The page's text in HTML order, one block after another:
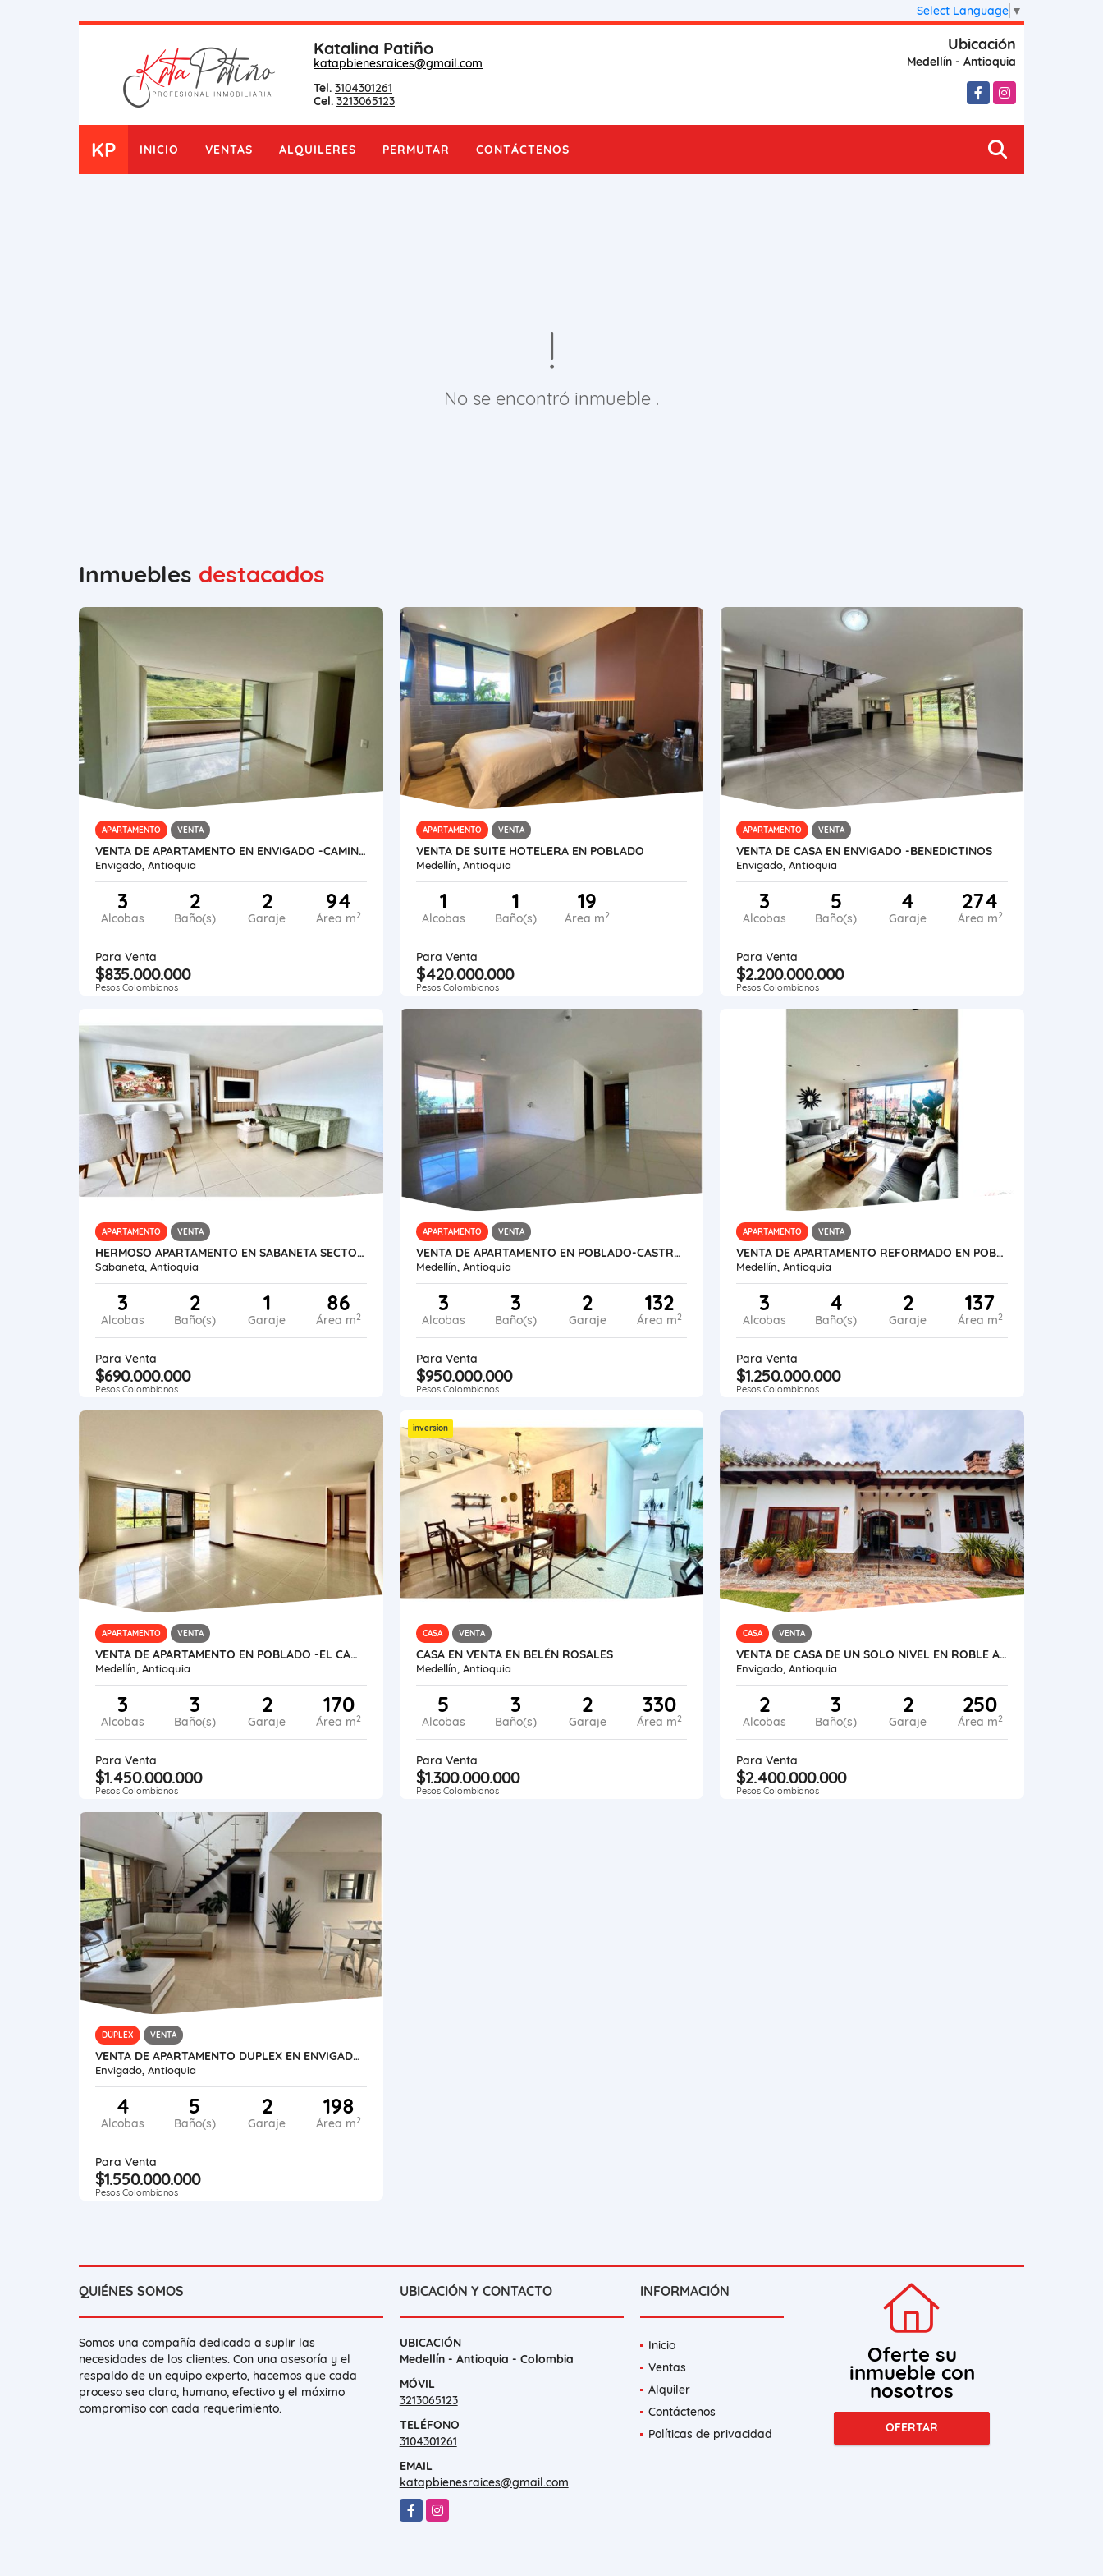
Select Language ▼
Katalina Patiño
katapbienesraices@gmail.com
Tel. 3104301261
Cel. 3213065123
Ubicación
Medellín - Antioquia
FacebookInstagram
KP INICIO VENTAS ALQUILERES PERMUTAR CONTÁCTENOS
No se encontró inmueble .
Inmuebles destacados
APARTAMENTO VENTA
VENTA DE APARTAMENTO EN ENVIGADO -CAMINO VERDE
Envigado, Antioquia
3
Alcobas
2
Baño(s)
2
Garaje
94
Área m2
Para Venta
$835.000.000
Pesos Colombianos
APARTAMENTO VENTA
VENTA DE SUITE HOTELERA EN POBLADO
Medellín, Antioquia
1
Alcobas
1
Baño(s)
19
Área m2
Para Venta
$420.000.000
Pesos Colombianos
APARTAMENTO VENTA
VENTA DE CASA EN ENVIGADO -BENEDICTINOS
Envigado, Antioquia
3
Alcobas
5
Baño(s)
4
Garaje
274
Área m2
Para Venta
$2.200.000.000
Pesos Colombianos
APARTAMENTO VENTA
HERMOSO APARTAMENTO EN SABANETA SECTOR LAS LOMITAS
Sabaneta, Antioquia
3
Alcobas
2
Baño(s)
1
Garaje
86
Área m2
Para Venta
$690.000.000
Pesos Colombianos
APARTAMENTO VENTA
VENTA DE APARTAMENTO EN POBLADO-CASTROPOL
Medellín, Antioquia
3
Alcobas
3
Baño(s)
2
Garaje
132
Área m2
Para Venta
$950.000.000
Pesos Colombianos
APARTAMENTO VENTA
VENTA DE APARTAMENTO REFORMADO EN POBLADO SECTOR LA INFERIOR
Medellín, Antioquia
3
Alcobas
4
Baño(s)
2
Garaje
137
Área m2
Para Venta
$1.250.000.000
Pesos Colombianos
APARTAMENTO VENTA
VENTA DE APARTAMENTO EN POBLADO -EL CAMPESTRE
Medellín, Antioquia
3
Alcobas
3
Baño(s)
2
Garaje
170
Área m2
Para Venta
$1.450.000.000
Pesos Colombianos
inversion
CASA VENTA
CASA EN VENTA EN BELÉN ROSALES
Medellín, Antioquia
5
Alcobas
3
Baño(s)
2
Garaje
330
Área m2
Para Venta
$1.300.000.000
Pesos Colombianos
CASA VENTA
VENTA DE CASA DE UN SOLO NIVEL EN ROBLE ALTO -EL ESCOBERO
Envigado, Antioquia
2
Alcobas
3
Baño(s)
2
Garaje
250
Área m2
Para Venta
$2.400.000.000
Pesos Colombianos
DÚPLEX VENTA
VENTA DE APARTAMENTO DUPLEX EN ENVIGADO -ZUÑIGA
Envigado, Antioquia
4
Alcobas
5
Baño(s)
2
Garaje
198
Área m2
Para Venta
$1.550.000.000
Pesos Colombianos
QUIÉNES SOMOS
Somos una compañía dedicada a suplir las
necesidades de los clientes. Con una asesoría y el
respaldo de un equipo experto, hacemos que cada
proceso sea claro, humano, efectivo y el máximo
compromiso con cada requerimiento.
UBICACIÓN Y CONTACTO
UBICACIÓN
Medellín - Antioquia - Colombia
MÓVIL
3213065123
TELÉFONO
3104301261
EMAIL
katapbienesraices@gmail.com
FacebookInstagram
INFORMACIÓN
Inicio
Ventas
Alquiler
Contáctenos
Políticas de privacidad
Oferte su
inmueble con
nosotros
OFERTAR